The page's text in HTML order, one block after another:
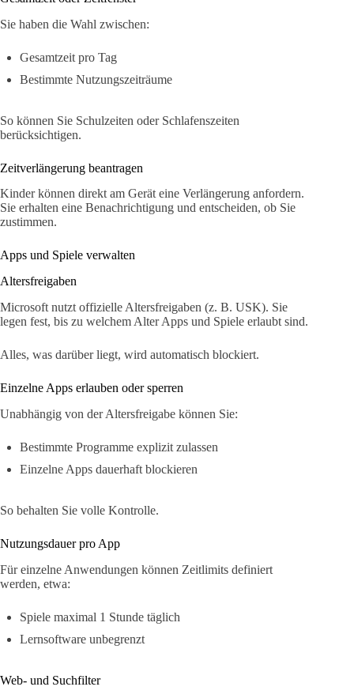
Sie haben die Wahl zwischen:
Gesamtzeit pro Tag
Bestimmte Nutzungszeiträume
So können Sie Schulzeiten oder Schlafenszeiten
berücksichtigen.
Zeitverlängerung beantragen
Kinder können direkt am Gerät eine Verlängerung anfordern.
Sie erhalten eine Benachrichtigung und entscheiden, ob Sie
zustimmen.
Apps und Spiele verwalten
Altersfreigaben
Microsoft nutzt offizielle Altersfreigaben (z. B. USK). Sie
legen fest, bis zu welchem Alter Apps und Spiele erlaubt sind.
Alles, was darüber liegt, wird automatisch blockiert.
Einzelne Apps erlauben oder sperren
Unabhängig von der Altersfreigabe können Sie:
Bestimmte Programme explizit zulassen
Einzelne Apps dauerhaft blockieren
So behalten Sie volle Kontrolle.
Nutzungsdauer pro App
Für einzelne Anwendungen können Zeitlimits definiert
werden, etwa:
Spiele maximal 1 Stunde täglich
Lernsoftware unbegrenzt
Web- und Suchfilter